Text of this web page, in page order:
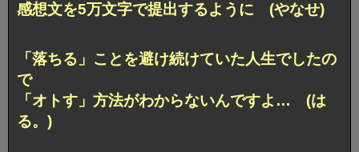
感想文を5万文字で提出するように (やなせ)
「落ちる」ことを避け続けていた人生でしたの
で
「オトす」方法がわからないんですよ… (は
る。)